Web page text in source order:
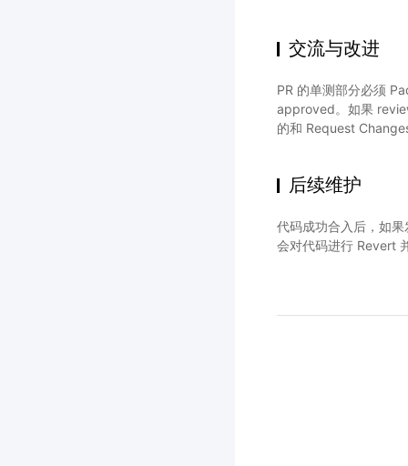
交流与改进
PR 的单测部分必须
approved。如果
的和 Request
后续维护
代码成功合入后，如
会对代码进行 Revert